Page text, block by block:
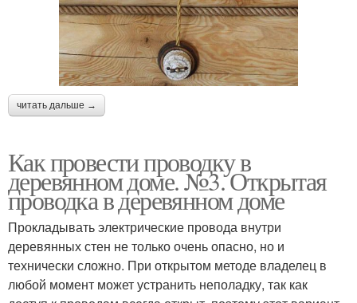
читать дальше →
Как провести проводку в
деревянном доме. №3. Открытая
проводка в деревянном доме
Прокладывать электрические провода внутри
деревянных стен не только очень опасно, но и
технически сложно. При открытом методе владелец в
любой момент может устранить неполадку, так как